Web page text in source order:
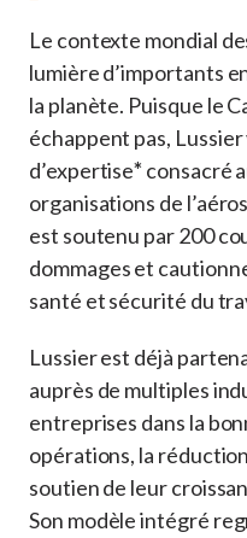
Le contexte mondial
lumière d’importants
la planète. Puisque le
échappent pas,
d’expertise* consacré
organisations de
est soutenu par 200
dommages et
santé et sécurité du
Lussier est déjà
auprès de multiples
entreprises dans la
opérations, la
soutien de leur
Son modèle intégré